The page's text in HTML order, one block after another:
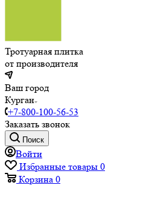
Тротуарная плитка
от производителя
Ваш город
Курган
+7-800-100-56-53
Заказать звонок
Поиск
Войти
Избранные товары 0
Корзина 0